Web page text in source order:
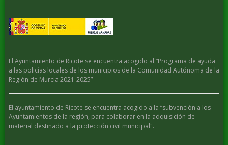
El Ayuntamiento de Ricote se encuentra acogido al “Programa de ayuda
a las policías locales de los municipios de la Comunidad Autónoma de la
Región de Murcia 2021-2025”
El ayuntamiento de Ricote se encuentra acogido a la “subvención a los
Ayuntamientos de la región, para colaborar en la adquisición de
material destinado a la protección civil municipal".